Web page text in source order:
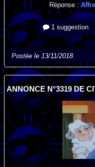
Réponse :
1 suggestion
Postée le 13/11/2018.
ANNONCE N°3319 DE